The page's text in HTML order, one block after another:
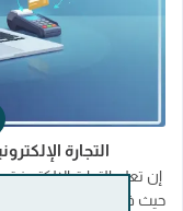
التجارة
إن تعلم التجارة
حيث فتح هذا المجال آفاقاً